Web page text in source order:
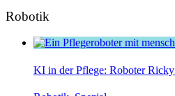
Robotik
KI in der Pflege: Roboter